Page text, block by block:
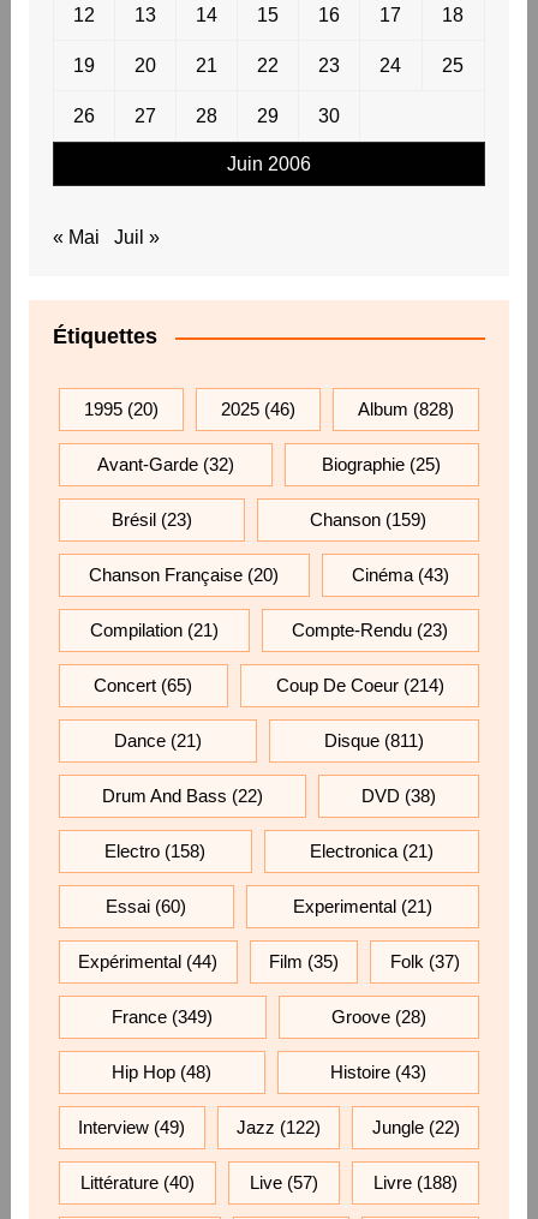
Juin 2006
12 13 14 15 16 17 18
19 20 21 22 23 24 25
26 27 28 29 30
« Mai Juil »
Étiquettes
1995(20) 2025 (46) Album (828)
Avant-Garde(32) Biographie (25)
Brésil(23) Chanson (159)
Chanson Française (20) Cinéma(43)
Compilation(21) Compte-Rendu (23)
Concert (65) Coup De Coeur(214)
Dance(21) Disque (811)
Drum And Bass (22) DVD (38)
Electro (158) Electronica(21)
Essai (60) Experimental(21)
Expérimental (44) Film (35) Folk (37)
France (349) Groove(28)
Hip Hop (48) Histoire(43)
Interview (49) Jazz (122) Jungle(22)
Littérature(40) Live (57) Livre (188)